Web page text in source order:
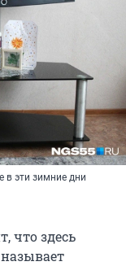
в эти зимние дни
что здесь